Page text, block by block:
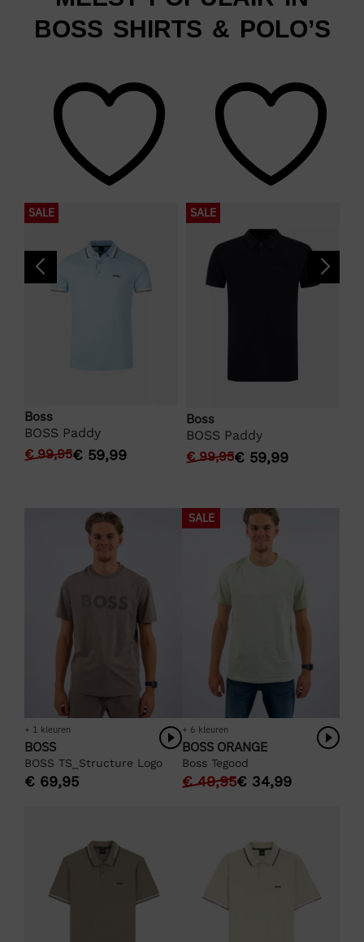
BOSS SHIRTS & POLO’S
SALE
Boss
BOSS Paddy
€99,95€ 59,99
SALE
Boss
BOSS Paddy
€99,95€ 59,99
+ 1 kleuren
BOSS
BOSS TS_Structure Logo
€ 69,95
SALE
+ 6 kleuren
BOSS ORANGE
Boss Tegood
€49,95€ 34,99